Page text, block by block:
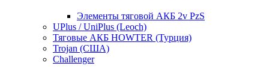
Элементы тяговой АКБ 2v PzS
UPlus / UniPlus (Leoch)
Тяговые АКБ HOWTER (Турция)
Trojan (США)
Challenger